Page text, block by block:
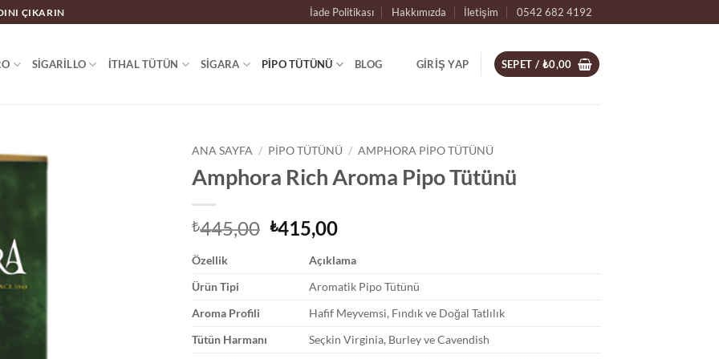
ÇIKARIN İade Politikası Hakkımızda İletişim 0542 682 4192
SIGARILLO İTHAL TÜTÜN SIGARA PIPO TÜTÜNÜ BLOG GIRIŞ YAP SEPET / ₺0,00
ANA SAYFA / PIPO TÜTÜNÜ / AMPHORA PIPO TÜTÜNÜ
Amphora Rich Aroma Pipo Tütünü
₺445,00 Orijinal
fiyat:
₺445,00.
₺415,00Şu
fiyat:
₺415,00.
Özellik
Açıklama
Ürün Tipi
Aromatik Pipo Tütünü
Aroma Profili
Hafif Meyvemsi, Fındık ve Doğal Tatlılık
Tütün Harmanı
Seçkin Virginia, Burley ve Cavendish